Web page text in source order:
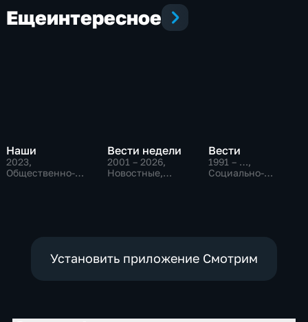
Ещеинтересное
Наши
2023,
Общественно-
Вести недели
2001 – 2026,
Новостные,
Вести
1991 – …,
Социально-
Установить приложение Смотрим